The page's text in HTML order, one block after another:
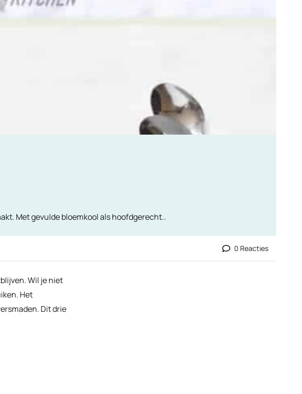
eenpansgerecht
Met gevulde bloemkool als hoofdgerecht..
0 Reacties
Wil je niet
Het
Dit drie